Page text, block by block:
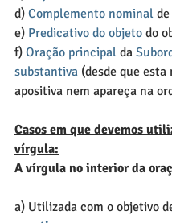
d) Complemento nominal
e) Predicativo do objeto do
f) Oração principal da
substantiva (desde que esta
apositiva nem apareça na
Casos em que devemos
vírgula:
A vírgula no interior da
a) Utilizada com o objetivo